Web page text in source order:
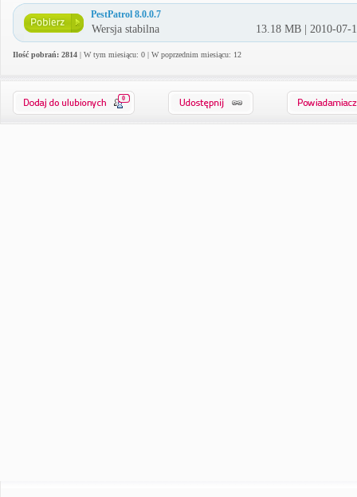
PestPatrol 8.0.0.7
Wersja stabilna 13.18 MB | 2010-07-
Ilość pobrań: 2814 | W tym miesiącu: 0 | W poprzednim miesiącu: 12
0